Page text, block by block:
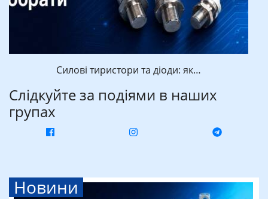
Силові тиристори та діоди: як…
Слідкуйте за подіями в наших
групах
Новини